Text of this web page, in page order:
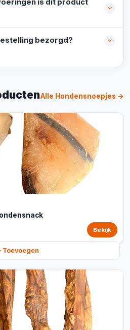
is dit product
bezorgd?
Alle Hondensnoepjes →
Bekijk
Toevoegen